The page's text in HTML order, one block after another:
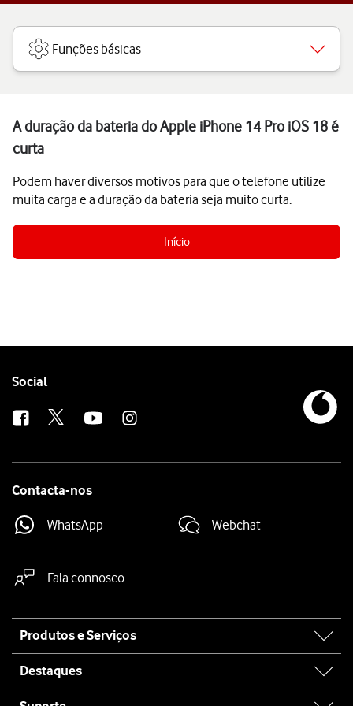
Funções básicas
A duração da bateria do Apple iPhone 14 Pro iOS 18 é
curta
Podem haver diversos motivos para que o telefone utilize
muita carga e a duração da bateria seja muito curta.
Início
Follow
Social
Contacta-nos
WhatsApp Webchat
Fala connosco
map
Produtos e Serviços
Destaques